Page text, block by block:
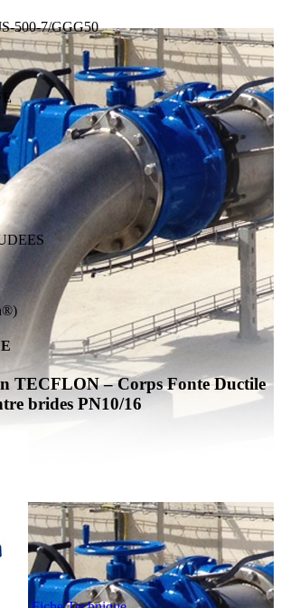
500-7/GGG50
TECFLON – Corps Fonte Ductile
brides PN10/16